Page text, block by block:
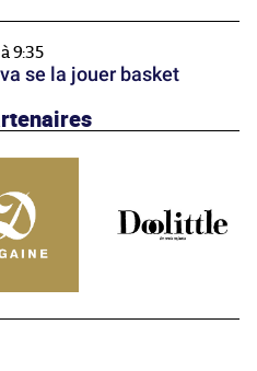
9:35
se la jouer basket